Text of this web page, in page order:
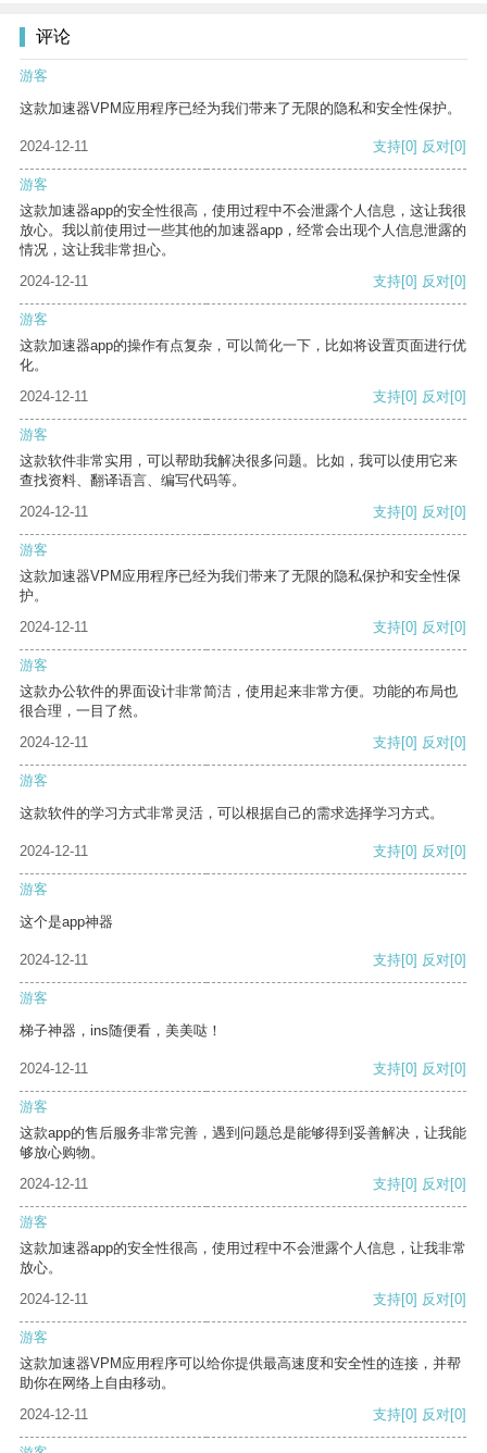
评论
游客
这款加速器VPM应用程序已经为我们带来了无限的隐私和安全性保护。
2024-12-11 支持[0] 反对[0]
游客
这款加速器app的安全性很高，使用过程中不会泄露个人信息，这让我很
放心。我以前使用过一些其他的加速器app，经常会出现个人信息泄露的
情况，这让我非常担心。
2024-12-11
支持[0] 反对[0]
游客
这款加速器app的操作有点复杂，可以简化一下，比如将设置页面进行优
化。
2024-12-11
支持[0] 反对[0]
游客
这款软件非常实用，可以帮助我解决很多问题。比如，我可以使用它来
查找资料、翻译语言、编写代码等。
2024-12-11
支持[0] 反对[0]
游客
这款加速器VPM应用程序已经为我们带来了无限的隐私保护和安全性保
护。
2024-12-11
支持[0] 反对[0]
游客
这款办公软件的界面设计非常简洁，使用起来非常方便。功能的布局也
很合理，一目了然。
2024-12-11
支持[0] 反对[0]
游客
这款软件的学习方式非常灵活，可以根据自己的需求选择学习方式。
2024-12-11 支持[0] 反对[0]
游客
这个是app神器
2024-12-11 支持[0] 反对[0]
游客
梯子神器，ins随便看，美美哒！
2024-12-11 支持[0] 反对[0]
游客
这款app的售后服务非常完善，遇到问题总是能够得到妥善解决，让我能
够放心购物。
2024-12-11
支持[0] 反对[0]
游客
这款加速器app的安全性很高，使用过程中不会泄露个人信息，让我非常
放心。
2024-12-11
支持[0] 反对[0]
游客
这款加速器VPM应用程序可以给你提供最高速度和安全性的连接，并帮
助你在网络上自由移动。
2024-12-11
支持[0] 反对[0]